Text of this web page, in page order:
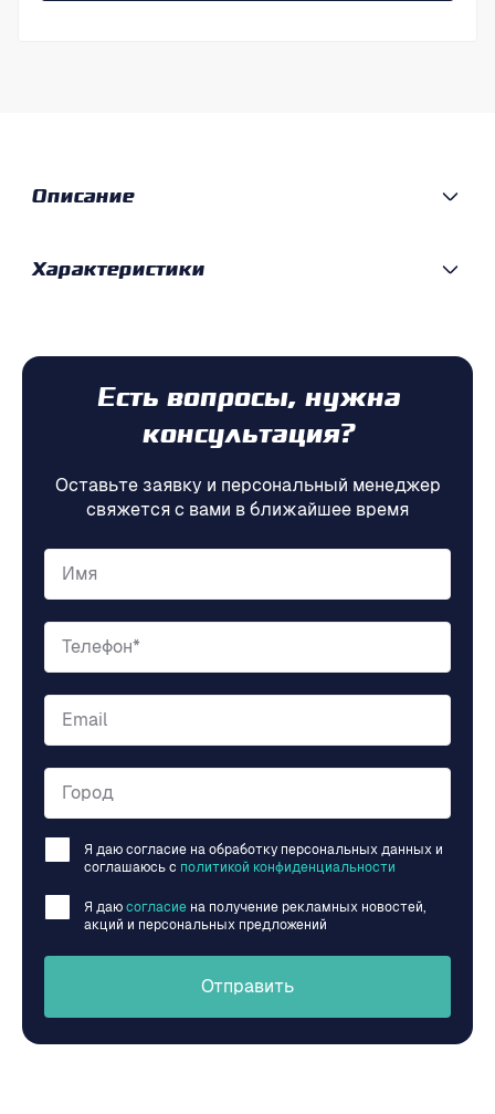
Описание
Характеристики
Есть вопросы, нужна
консультация?
Оставьте заявку и персональный менеджер
свяжется с вами в ближайшее время
Имя
Телефон*
Email
Город
Я даю согласие на обработку персональных данных и
соглашаюсь c политикой конфиденциальности
Я даю согласие на получение рекламных новостей,
акций и персональных предложений
Отправить